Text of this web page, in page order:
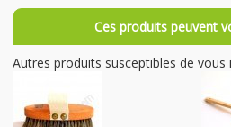
Ces produits peuvent
Autres produits susceptibles de vous